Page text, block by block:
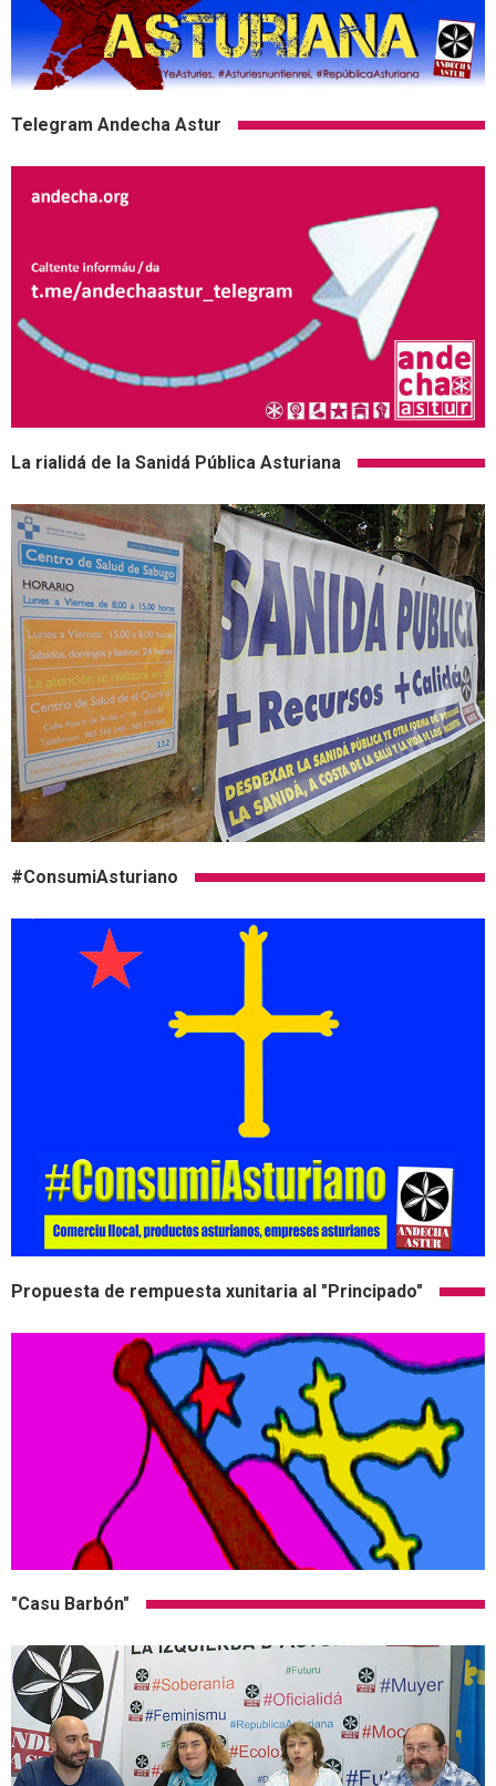
Telegram Andecha Astur
La rialidá de la Sanidá Pública Asturiana
#ConsumiAsturiano
Propuesta de rempuesta xunitaria al "Principado"
"Casu Barbón"